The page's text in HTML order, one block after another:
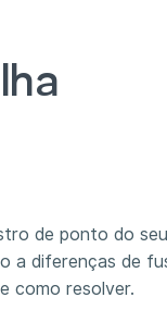
de ponto do
a diferenças de
como resolver.